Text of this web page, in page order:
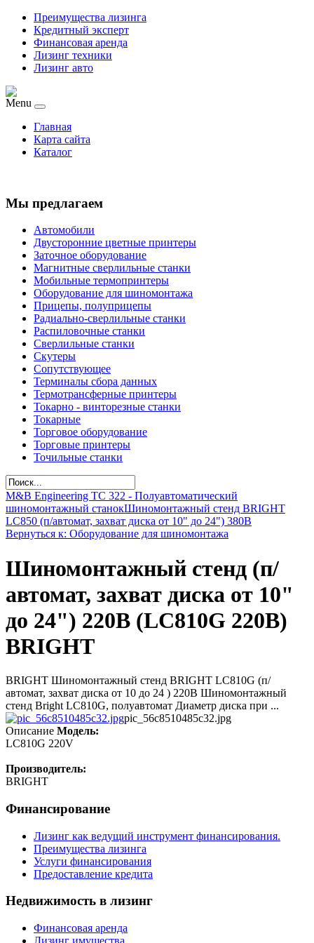
Преимущества лизинга
Кредитный эксперт
Финансовая аренда
Лизинг техники
Лизинг авто
Menu
Главная
Карта сайта
Каталог
Мы предлагаем
Автомобили
Двусторонние цветные принтеры
Заточное оборудование
Магнитные сверлильные станки
Мобильные термопринтеры
Оборудование для шиномонтажа
Прицепы, полуприцепы
Радиально-сверлильные станки
Распиловочные станки
Сверлильные станки
Скутеры
Сопутствующее
Терминалы сбора данных
Термотрансферные принтеры
Токарно - винторезные станки
Токарные
Торговое оборудование
Торговые принтеры
Точильные станки
M&B Engineering TС 322 - Полуавтоматический
шиномонтажный станокШиномонтажный стенд BRIGHT
LC850 (п/автомат, захват диска от 10" до 24") 380В
Вернуться к: Оборудование для шиномонтажа
Шиномонтажный стенд (п/
автомат, захват диска от 10"
до 24") 220В (LC810G 220В)
BRIGHT
BRIGHT Шиномонтажный стенд BRIGHT LC810G (п/
автомат, захват диска от 10 до 24 ) 220В Шиномонтажный
стенд Bright LC810G, полуавтомат Диаметр диска при ...
pic_56c8510485c32.jpg
Описание Модель:
LC810G 220V
Производитель:
BRIGHT
Финансирование
Лизинг как ведущий инструмент финансирования.
Преимущества лизинга
Услуги финансирования
Предоставление кредита
Недвижимость в лизинг
Финансовая аренда